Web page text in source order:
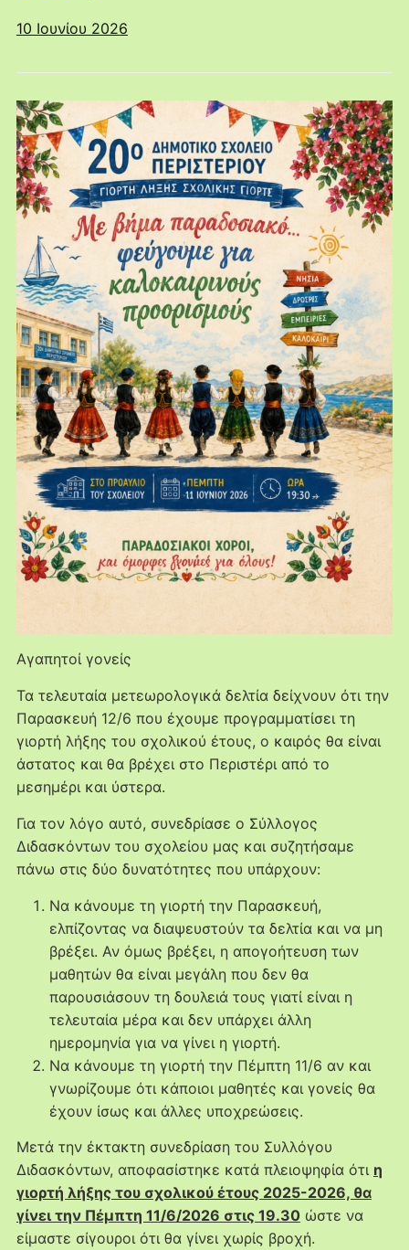
10 Ιουνίου 2026
Αγαπητοί γονείς
Τα τελευταία μετεωρολογικά δελτία δείχνουν ότι την
Παρασκευή 12/6 που έχουμε προγραμματίσει τη
γιορτή λήξης του σχολικού έτους, ο καιρός θα είναι
άστατος και θα βρέχει στο Περιστέρι από το
μεσημέρι και ύστερα.
Για τον λόγο αυτό, συνεδρίασε ο Σύλλογος
Διδασκόντων του σχολείου μας και συζητήσαμε
πάνω στις δύο δυνατότητες που υπάρχουν:
Να κάνουμε τη γιορτή την Παρασκευή,
ελπίζοντας να διαψευστούν τα δελτία και να μη
βρέξει. Αν όμως βρέξει, η απογοήτευση των
μαθητών θα είναι μεγάλη που δεν θα
παρουσιάσουν τη δουλειά τους γιατί είναι η
τελευταία μέρα και δεν υπάρχει άλλη
ημερομηνία για να γίνει η γιορτή.
Να κάνουμε τη γιορτή την Πέμπτη 11/6 αν και
γνωρίζουμε ότι κάποιοι μαθητές και γονείς θα
έχουν ίσως και άλλες υποχρεώσεις.
Μετά την έκτακτη συνεδρίαση του Συλλόγου
Διδασκόντων, αποφασίστηκε κατά πλειοψηφία ότι η
γιορτή λήξης του σχολικού έτους 2025-2026, θα
γίνει την Πέμπτη 11/6/2026 στις 19.30ώστε να
είμαστε σίγουροι ότι θα γίνει χωρίς βροχή.